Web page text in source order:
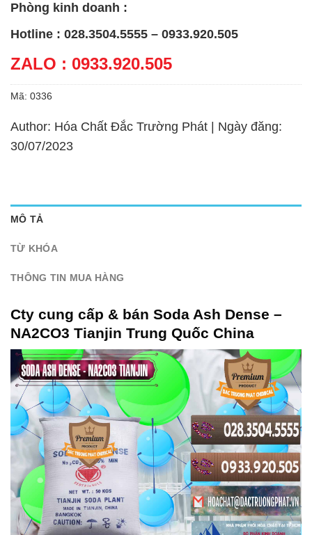
Phòng kinh doanh :
Hotline : 028.3504.5555 – 0933.920.505
ZALO : 0933.920.505
Mã: 0336
Author: Hóa Chất Đắc Trường Phát | Ngày đăng:
30/07/2023
MÔ TẢ
TỪ KHÓA
THÔNG TIN MUA HÀNG
Cty cung cấp & bán Soda Ash Dense –
NA2CO3 Tianjin Trung Quốc China